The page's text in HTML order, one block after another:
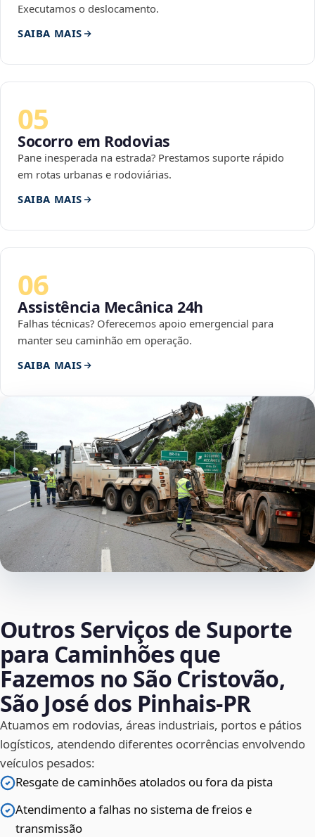
Executamos o deslocamento.
SAIBA MAIS
05
Socorro em Rodovias
Pane inesperada na estrada? Prestamos suporte rápido
em rotas urbanas e rodoviárias.
SAIBA MAIS
06
Assistência Mecânica 24h
Falhas técnicas? Oferecemos apoio emergencial para
manter seu caminhão em operação.
SAIBA MAIS
Outros Serviços de Suporte
para Caminhões que
Fazemos no São Cristovão,
São José dos Pinhais‑PR
Atuamos em rodovias, áreas industriais, portos e pátios
logísticos, atendendo diferentes ocorrências envolvendo
veículos pesados:
Resgate de caminhões atolados ou fora da pista
Atendimento a falhas no sistema de freios e
transmissão